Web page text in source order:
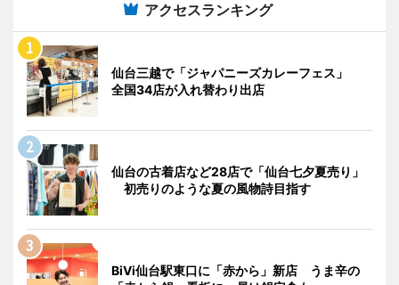
アクセスランキング
仙台三越で「ジャパニーズカレーフェス」
全国34店が入れ替わり出店
仙台の古着店など28店で「仙台七夕夏売り」
初売りのような夏の風物詩目指す
BiVi仙台駅東口に「赤から」新店 うま辛の